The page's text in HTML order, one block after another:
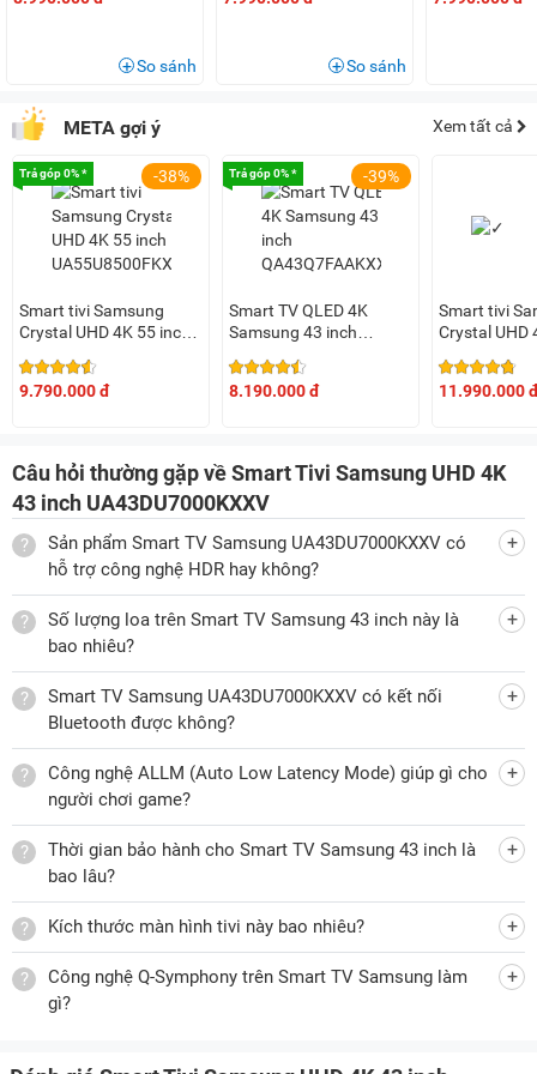
Motion Xcelerator: Chuyển động mượt mà, giảm nhòe
Công nghệ HDR: Tăng tương phản, tái hiện chi tiết sắc
Contrast Enhancer: Tăng chiều sâu hình ảnh, màu sắc rực
rỡ.
Q-Symphony: Đồng bộ âm thanh hoàn hảo giữa TV và
Adaptive Sound: Điều chỉnh âm thanh phù hợp với từng
Hệ điều hành Tizen: Đa dạng ứng dụng, dễ dàng quản lý
Màn hình tràn viền: Thiết kế tinh tế, không gian hiển thị
rộng rãi.
ALLM: Giảm độ trễ, tối ưu cho trải nghiệm chơi game.
Công nghệ PurColor sẽ hiển thị màu sắc sống động và hình
ảnh chân thực
Công nghệ PurColor trên Smart Tivi Samsung
UA43DU7000KXXV được thiết kế nhằm mở rộng và tối ưu
dải màu hiển thị, giúp hình ảnh trở nên hài hòa và gần với
màu sắc thực tế hơn. Nhờ khả năng tinh chỉnh màu sắc theo
từng nội dung, tivi có thể tái hiện tốt các gam màu quen
cảnh thiên nhiên. Điều này góp phần mang lại trải nghiệm
xem dễ chịu, phù hợp cho nhiều nhu cầu giải trí khác nhau
như xem phim, chương trình truyền hình hoặc video trực
tuyến.
So sánh So sánh
META gợi ý Xem tất cả
Trả góp 0% * -38%
Smart tivi Samsung
Crystal UHD 4K 55 inch
9.790.000 đ
Trả góp 0% * -39%
Smart TV QLED 4K
Samsung 43 inch
8.190.000 đ
Smart tivi
Crystal UHD
11.990.000 đ
Câu hỏi thường gặp về Smart Tivi Samsung UHD 4K
43 inch UA43DU7000KXXV
Sản phẩm Smart TV Samsung UA43DU7000KXXV có
hỗ trợ công nghệ HDR hay không?
Số lượng loa trên Smart TV Samsung 43 inch này là
bao nhiêu?
Smart TV Samsung UA43DU7000KXXV có kết nối
Bluetooth được không?
Công nghệ ALLM (Auto Low Latency Mode) giúp gì cho
người chơi game?
Thời gian bảo hành cho Smart TV Samsung 43 inch là
bao lâu?
Kích thước màn hình tivi này bao nhiêu?
Công nghệ Q-Symphony trên Smart TV Samsung làm
gì?